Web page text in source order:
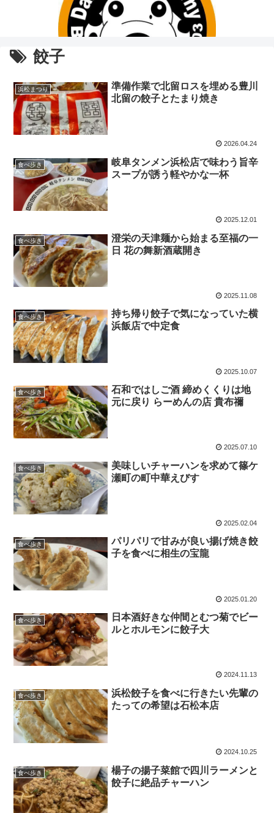
餃子
浜松まつり
準備作業で北留ロスを埋める豊川
北留の餃子とたまり焼き
2026.04.24
食べ歩き
岐阜タンメン浜松店で味わう旨辛
スープが誘う軽やかな一杯
2025.12.01
食べ歩き
澄栄の天津麺から始まる至福の一
日 花の舞新酒蔵開き
2025.11.08
食べ歩き
持ち帰り餃子で気になっていた横
浜飯店で中定食
2025.10.07
食べ歩き
石和ではしご酒 締めくくりは地
元に戻り らーめんの店 貴布禰
2025.07.10
食べ歩き
美味しいチャーハンを求めて篠ケ
瀬町の町中華えびす
2025.02.04
食べ歩き
パリパリで甘みが良い揚げ焼き餃
子を食べに相生の宝龍
2025.01.20
食べ歩き
日本酒好きな仲間とむつ菊でビー
ルとホルモンに餃子大
2024.11.13
食べ歩き
浜松餃子を食べに行きたい先輩の
たっての希望は石松本店
2024.10.25
食べ歩き
楊子の揚子菜館で四川ラーメンと
餃子に絶品チャーハン